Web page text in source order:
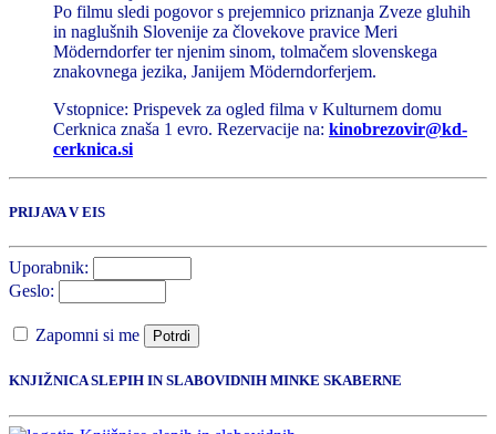
Po filmu sledi pogovor s prejemnico priznanja Zveze gluhih
in naglušnih Slovenije za človekove pravice Meri
Möderndorfer ter njenim sinom, tolmačem slovenskega
znakovnega jezika, Janijem Möderndorferjem.
Vstopnice: Prispevek za ogled filma v Kulturnem domu
Cerknica znaša 1 evro. Rezervacije na: kinobrezovir@kd-
cerknica.si
PRIJAVA V EIS
Uporabnik:
Geslo:
Zapomni si me Potrdi
KNJIŽNICA SLEPIH IN SLABOVIDNIH MINKE SKABERNE